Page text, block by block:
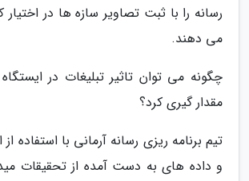
رسانه را با ثبت تصاویر سازه ها در
می دهند.
چگونه می توان تاثیر تبلیغات در
مقدار گیری کرد؟
تیم برنامه ریزی رسانه آرمانی با استفاده
و داده های به دست آمده از تحقیقات